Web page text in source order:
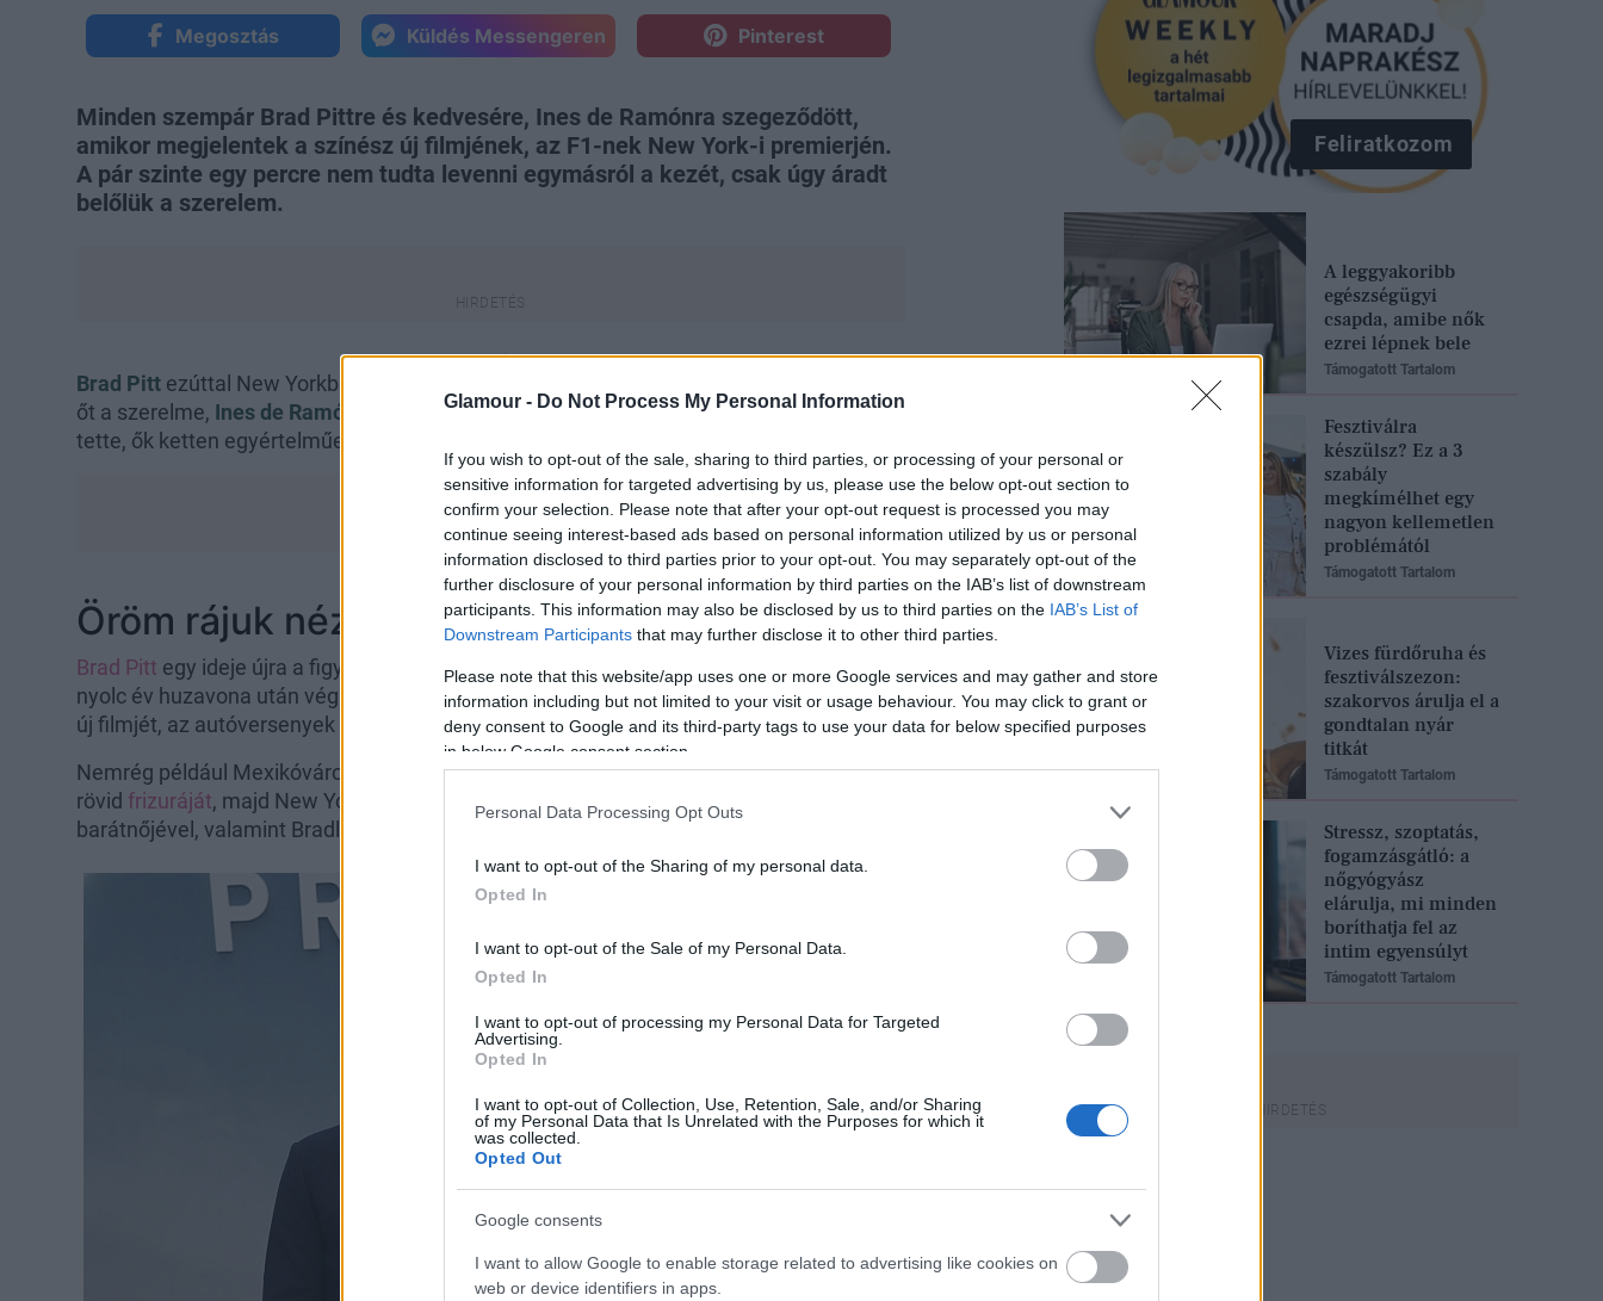
Glamour - Do Not Process My Personal Information
If you wish to opt-out of the sale, sharing to third parties, or processing of your personal or
sensitive information for targeted advertising by us, please use the below opt-out section to
confirm your selection. Please note that after your opt-out request is processed you may
continue seeing interest-based ads based on personal information utilized by us or personal
information disclosed to third parties prior to your opt-out. You may separately opt-out of the
further disclosure of your personal information by third parties on the IAB’s list of downstream
participants. This information may also be disclosed by us to third parties on the IAB’s List of
Downstream Participants that may further disclose it to other third parties.
Please note that this website/app uses one or more Google services and may gather and store
information including but not limited to your visit or usage behaviour. You may click to grant or
deny consent to Google and its third-party tags to use your data for below specified purposes
in below Google consent section.
Personal Data Processing Opt Outs
I want to opt-out of the Sharing of my personal data.
Opted In
I want to opt-out of the Sale of my Personal Data.
Opted In
I want to opt-out of processing my Personal Data for Targeted
Advertising.
Opted In
I want to opt-out of Collection, Use, Retention, Sale, and/or Sharing
of my Personal Data that Is Unrelated with the Purposes for which it
was collected.
Opted Out
Google consents
I want to allow Google to enable storage related to advertising like cookies on
web or device identifiers in apps.
Megosztás Küldés Messengeren Pinterest
Minden szempár Brad Pittre és kedvesére, Ines de Ramónra szegeződött,
amikor megjelentek a színész új filmjének, az F1-nek New York-i premierjén.
A pár szinte egy percre nem tudta levenni egymásról a kezét, csak úgy áradt
belőlük a szerelem.
Brad Pitt ezúttal New Yorkban promózta új filmjét, az F1-et: a premierre pedig elkísérte
őt a szerelme, Ines de Ramón
is. Bár az eseményen számtalan híresség tiszteletét
tette, ők ketten egyértelműen ellopták a showt.
Öröm rájuk nézni
Brad Pitt egy ideje újra a figyelem középpontjába került, alig pár hónappal azután, hogy
nyolc év huzavona után végre hivatalosan is kimondták válását Angeline Jolie-tól, most
új filmjét, az autóversenyek inspirálta F1-et promózza szerte a világban.
Nemrég például Mexikóvárosban keltett feltűnést, ahol megvillantotta új, elképesztően
rövid frizuráját, majd New Yorkban kapták lencsevégre, amint duplarandira
barátnőjével, valamint Bradley Cooperrel és Gigi Hadiddal.
Feliratkozom
A leggyakoribb
egészségügyi
csapda, amibe nők
ezrei lépnek bele
Támogatott Tartalom
Fesztiválra
készülsz? Ez a 3
szabály
megkímélhet egy
nagyon kellemetlen
problémától
Támogatott Tartalom
Vizes fürdőruha és
fesztiválszezon:
szakorvos árulja el a
gondtalan nyár
titkát
Támogatott Tartalom
Stressz, szoptatás,
fogamzásgátló: a
nőgyógyász
elárulja, mi minden
boríthatja fel az
intim egyensúlyt
Támogatott Tartalom